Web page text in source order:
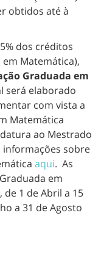
obtidos até à
dos créditos
em Matemática),
Graduada em
será elaborado
com vista a
Matemática
ao Mestrado
informações sobre
aqui. As
em
, de 1 de Abril a 15
a 31 de Agosto